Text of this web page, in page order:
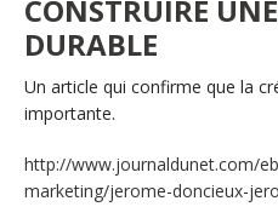
CONSTRUIRE
DURABLE
Un article qui confirme que la
importante.
http://www.journaldunet.com/
marketing/jerome-doncieux-